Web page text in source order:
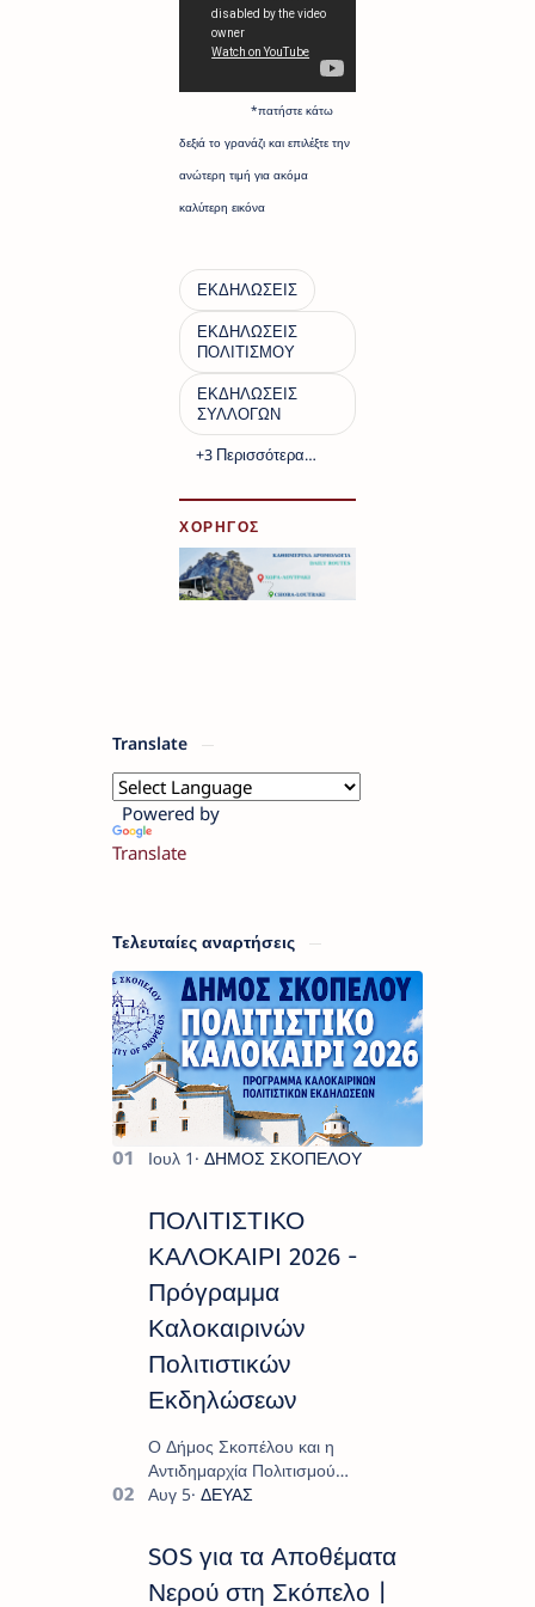
*πατήστε κάτω
δεξιά το γρανάζι και επιλέξτε την
ανώτερη τιμή για ακόμα
καλύτερη εικόνα
ΧΟΡΗΓΟΣ
Translate
Powered by
Translate
Τελευταίες αναρτήσεις
ΠΟΛΙΤΙΣΤΙΚΟ
ΚΑΛΟΚΑΙΡΙ 2026 -
Πρόγραμμα
Καλοκαιρινών
Πολιτιστικών
Εκδηλώσεων
Ο Δήμος Σκοπέλου και η
Αντιδημαρχία Πολιτισμού
παρουσιάζουν το πρόγραμμα «
πρόγραμμα εκδ…
SOS για τα Αποθέματα
Νερού στη Σκόπελο |